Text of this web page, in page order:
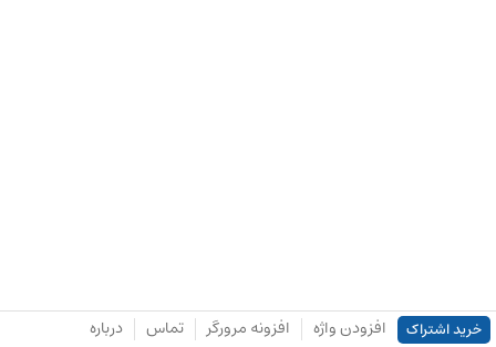
خرید اشتراک افزودن واژه افزونه مرورگر تماس درباره